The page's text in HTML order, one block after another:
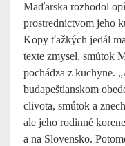
Maďarska rozhodol
prostredníctvom jeho
Kopy ťažkých jedál
texte zmysel, smútok
pochádza z kuchyne.
budapeštianskom
clivota, smútok a
ale jeho rodinné
a na Slovensko.